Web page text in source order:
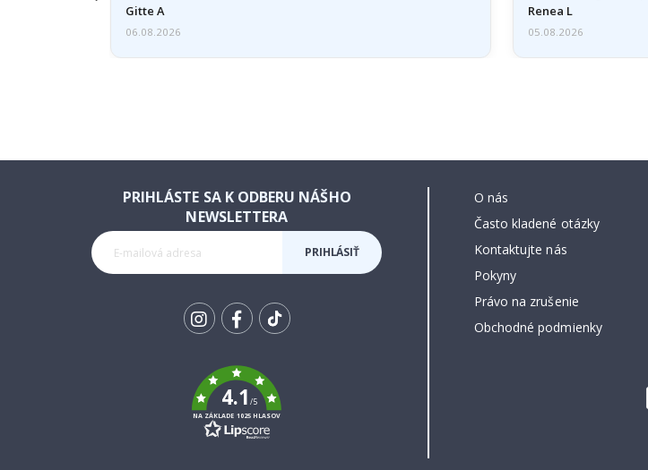
Gitte A
06.08.2026
Problém som…
Renea L
05.08.2026
PRIHLÁSTE SA K ODBERU NÁŠHO
NEWSLETTERA
PRIHLÁSIŤ
k
4.1/5
NA ZÁKLADE 1025 HLASOV
O nás
Často kladené otázky
Kontaktujte nás
Pokyny
Právo na zrušenie
Obchodné podmienky